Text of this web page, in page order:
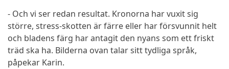
- Och vi ser redan resultat. Kronorna har vuxit sig
större, stress-skotten är färre eller har försvunnit helt
och bladens färg har antagit den nyans som ett friskt
träd ska ha. Bilderna ovan talar sitt tydliga språk,
påpekar Karin.